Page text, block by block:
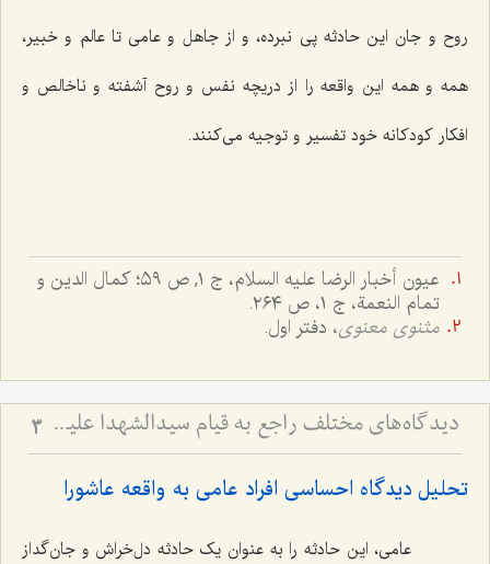
روح و جان این حادثه پی نبرده، و از جاهل و عامی تا عالم و خبیر،
همه و همه این واقعه را از دریچه نفس و روح آشفته و ناخالص و
افکار کودکانه خود تفسیر و توجیه می‌کنند.
عیون أخبار الرضا علیه السلام، ج ۱, ص ۵۹؛ کمال الدین و
تمام النعمة، ج‌ ١، ص ٢٦٤.
مثنوی معنوی، دفتر اول.
دیدگاه‌های مختلف راجع به قیام سیدالشهدا علیه السلام - بررسی اجمالی هدف قیام امام حسین علیه‌السلام 3
تحلیل دیدگاه احساسی افراد عامی به واقعه عاشورا
عامی، این حادثه را به عنوان یک حادثه دل‌خراش و جان‌گداز